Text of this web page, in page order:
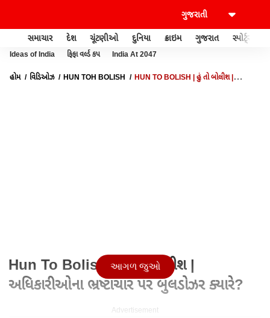
સમાચાર દેશ ચૂંટણીઓ દુનિયા ક્રાઇમ ગુજરાત સ્પોર્ટ્સ
Ideas of India ફિફા વર્લ્ડ કપ India At 2047
હોમ વિડિઓઝ HUN TOH BOLISH
HUN TO BOLISH | હું તો બોલીશ |
Hun To Bolish | હું તો બોલીશ |
અધિકારીઓના ભ્રષ્ટાચાર પર બુલડોઝર ક્યારે?
Advertisement
આગળ જુઓ